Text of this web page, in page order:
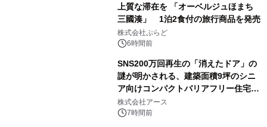
上質な滞在を 「オーベルジュほまち
三國湊」 1泊2食付の旅行商品を発売
株式会社ぷらど
6時間前
SNS200万回再生の「消えたドア」の
謎が明かされる、建築面積9坪のシニ
ア向けコンパクトバリアフリー住宅が
誕生
株式会社アース
7時間前